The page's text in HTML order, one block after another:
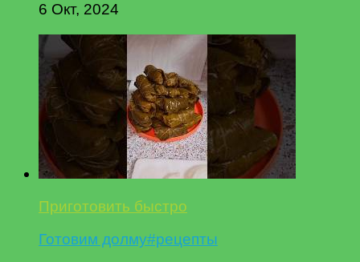
6 Окт, 2024
Приготовить быстро
Готовим долму#рецепты